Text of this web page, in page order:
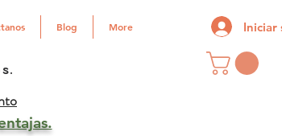
Blog More Iniciar